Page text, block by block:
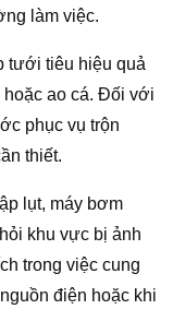
làm việc.
tưới tiêu hiệu quả
hoặc ao cá. Đối với
phục vụ trộn
thiết.
lụt, máy bơm
khu vực bị ảnh
trong việc cung
điện hoặc khi